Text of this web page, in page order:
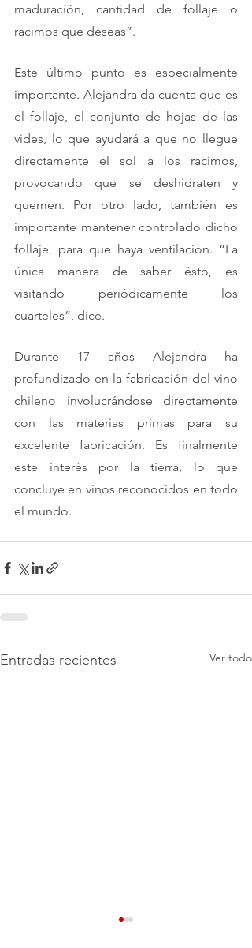
maduración, cantidad de follaje o
racimos que deseas”.
Este último punto es especialmente
importante. Alejandra da cuenta que es
el follaje, el conjunto de hojas de las
vides, lo que ayudará a que no llegue
directamente el sol a los racimos,
provocando que se deshidraten y
quemen. Por otro lado, también es
importante mantener controlado dicho
follaje, para que haya ventilación. “La
única manera de saber ésto, es
visitando periódicamente los
cuarteles”, dice.
Durante 17 años Alejandra ha
profundizado en la fabricación del vino
chileno involucrándose directamente
con las materias primas para su
excelente fabricación. Es finalmente
este interés por la tierra, lo que
concluye en vinos reconocidos en todo
el mundo.
Entradas recientes Ver todo